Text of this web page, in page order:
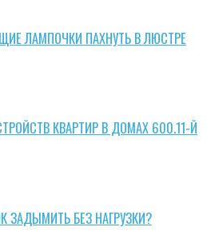
ЛАМПОЧКИ ПАХНУТЬ В ЛЮСТРЕ
КВАРТИР В ДОМАХ 600.11-Й
ЗАДЫМИТЬ БЕЗ НАГРУЗКИ?